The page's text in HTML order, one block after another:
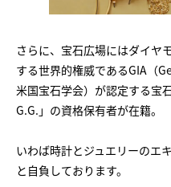
さらに、宝石広場にはダイヤ
する世界的権威であるGIA（
米国宝石学会）が認定する宝
G.G.」の資格保有者が在籍。
いわば時計とジュエリーのエ
と自負しております。